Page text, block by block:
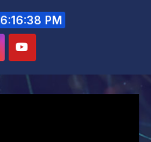
6:16:40 PM